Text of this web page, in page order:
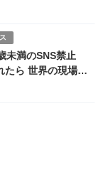
との関連は？
未満のSNS禁止
現場か